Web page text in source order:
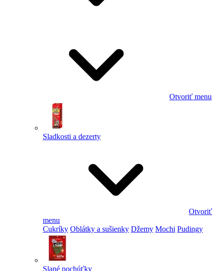
Otvoriť menu
Sladkosti a dezerty
Otvoriť
menu
Cukríky Oblátky a sušienky Džemy Mochi Pudingy
Slané pochúťky